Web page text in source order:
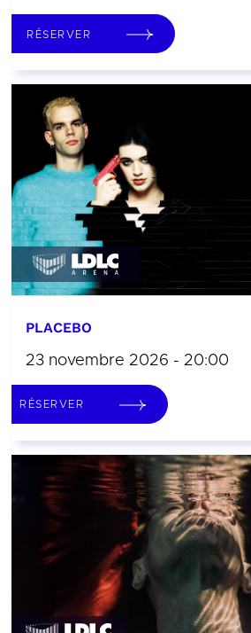
RÉSERVER
PLACEBO
23 novembre 2026 - 20:00
RÉSERVER